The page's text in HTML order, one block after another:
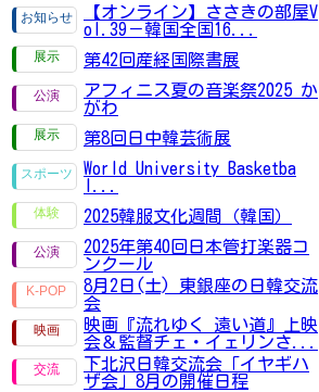
【オンライン】ささきの部屋V
ol.39－韓国全国16...
第42回産経国際書展
アフィニス夏の音楽祭2025 か
がわ
第8回日中韓芸術展
World University Basketba
2025韓服文化週間（韓国）
2025年第40回日本管打楽器コ
ンクール
8月2日(土) 東銀座の日韓交流
会
映画『流れゆく 遠い道』上映
会＆監督チェ・イェリンさ...
下北沢日韓交流会「イヤギハ
ザ会」8月の開催日程